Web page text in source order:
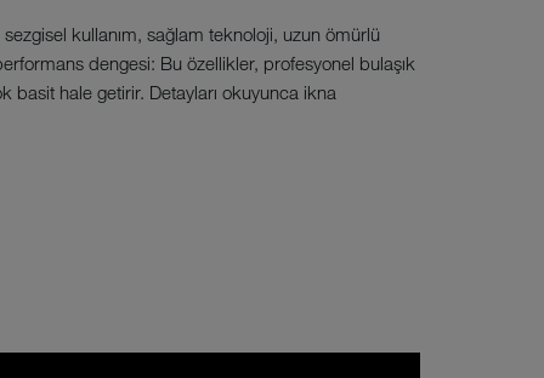
kullanım, sağlam teknoloji, uzun ömürlü
dengesi: Bu özellikler, profesyonel bulaşık
basit hale getirir. Detayları okuyunca ikna